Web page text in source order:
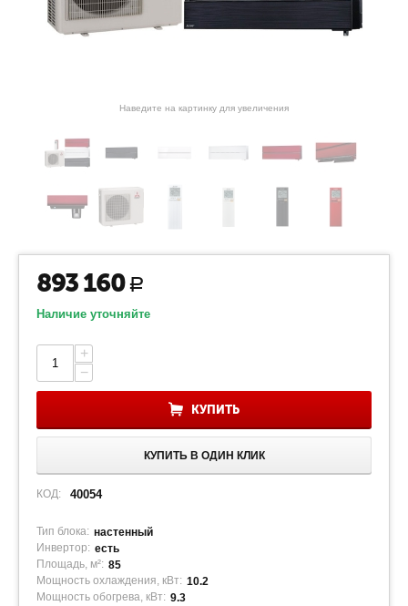
Наведите на картинку для увеличения
893 160 Р
Наличие уточняйте
+
−
КУПИТЬ
КУПИТЬ В ОДИН КЛИК
КОД: 40054
Тип блока: настенный
Инвертор: есть
Площадь, м²: 85
Мощность охлаждения, кВт: 10.2
Мощность обогрева, кВт: 9.3